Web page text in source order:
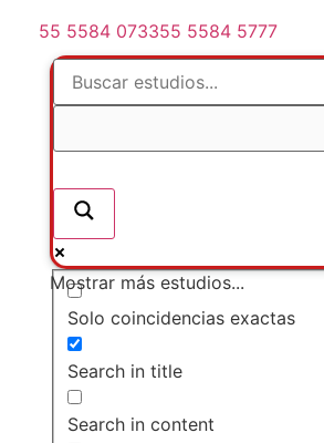
55 5584 073355 5584 5777
Mostrar más estudios...
Solo coincidencias exactas
Search in title
Search in content